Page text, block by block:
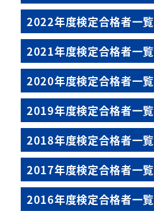
2022年度検定合格者一覧
2021年度検定合格者一覧
2020年度検定合格者一覧
2019年度検定合格者一覧
2018年度検定合格者一覧
2017年度検定合格者一覧
2016年度検定合格者一覧